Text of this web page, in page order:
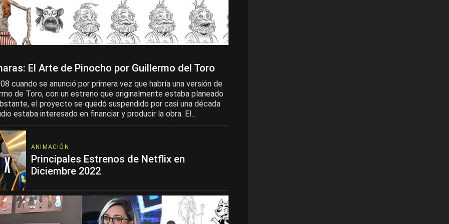
El Arte de Pinocho por Guillermo del Toro
cuando se anunció por primera vez que habría una versión de
de Toro, con un estreno que originalmente estaba planeado
el proyecto se quedó suspendido por casi una década
estaba interesado en financiar y producir la obra. El...
ANIMACIÓN
Principales Estrenos de Netflix en
Diciembre 2022